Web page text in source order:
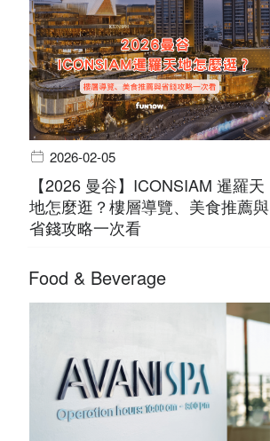
2026-02-05
【2026 曼谷】ICONSIAM 暹羅天
地怎麼逛？樓層導覽、美食推薦與
省錢攻略一次看
Food & Beverage